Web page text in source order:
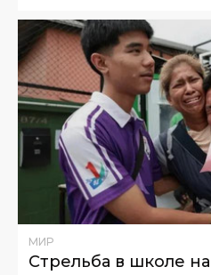
МИР
Стрельба в школе